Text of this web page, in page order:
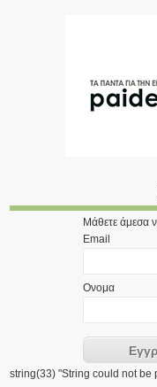
Μάθετε άμεσα
Email
Ονομα
string(33) "String could not be